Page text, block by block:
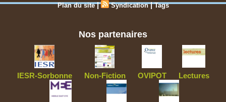
Plan du site | Syndication |Tags
Nos partenaires
IESR-Sorbonne Non-Fiction OVIPOT Lectures